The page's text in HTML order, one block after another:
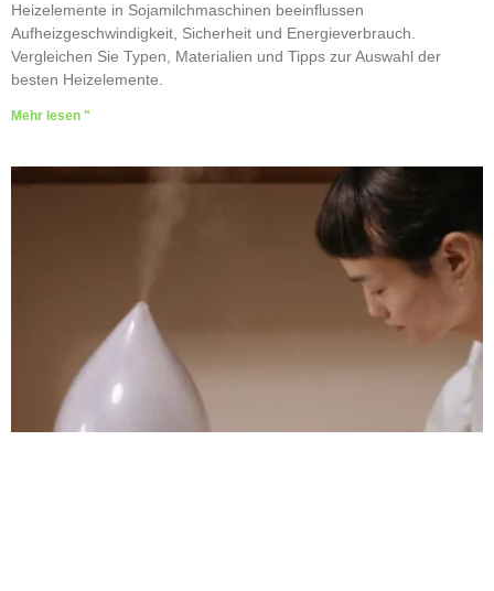
Heizelemente in Sojamilchmaschinen beeinflussen
Aufheizgeschwindigkeit, Sicherheit und Energieverbrauch.
Vergleichen Sie Typen, Materialien und Tipps zur Auswahl der
besten Heizelemente.
Mehr lesen "